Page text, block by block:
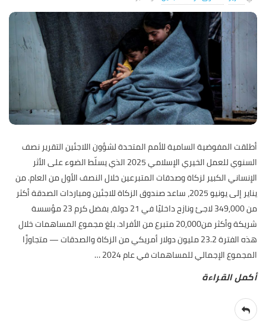
أطلقت المفوضية السامية للأمم المتحدة لشؤون اللاجئين التقرير نصف
السنوي للعمل الخيري الإسلامي 2025 الذي يسلّط الضوء على الأثر
الإنساني الكبير لزكاة وصدقات المتبرعين خلال النصف الأول من العام. من
يناير إلى يونيو 2025، ساعد صندوق الزكاة للاجئين ومباردات الصدقة أكثر
من 349,000 لاجئ ونازح داخليًا في 21 دولة، بفضل كرم 23 مؤسسة
شريكة وأكثر من20,000 متبرع من الأفراد. بلغ مجموع المساهمات خلال
هذه الفترة 23.2 مليون دولار أمريكي من الزكاة والصدقات — متجاوزًا
المجموع الإجمالي للمساهمات في عام 2024
…